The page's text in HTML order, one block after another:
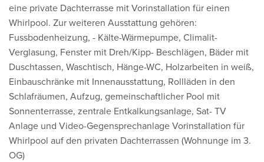
eine private Dachterrasse mit Vorinstallation für einen
Whirlpool. Zur weiteren Ausstattung gehören:
Fussbodenheizung, - Kälte-Wärmepumpe, Climalit-
Verglasung, Fenster mit Dreh/Kipp- Beschlägen, Bäder mit
Duschtassen, Waschtisch, Hänge-WC, Holzarbeiten in weiß,
Einbauschränke mit Innenausstattung, Rollläden in den
Schlafräumen, Aufzug, gemeinschaftlicher Pool mit
Sonnenterrasse, zentrale Entkalkungsanlage, Sat- TV
Anlage und Video-Gegensprechanlage Vorinstallation für
Whirlpool auf den privaten Dachterrassen (Wohnunge im 3.
OG)